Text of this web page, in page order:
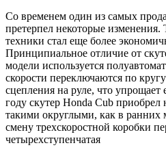
Со временем один из самых
претерпел некоторые изменения.
техники стал еще более
Принципиальное отличие от
модели используется
скорости переключаются по
сцепления на руле, что
году скутер Honda Cub
такими округлыми, как в ранних
смену трехскоростной коробки
четырехступенчатая